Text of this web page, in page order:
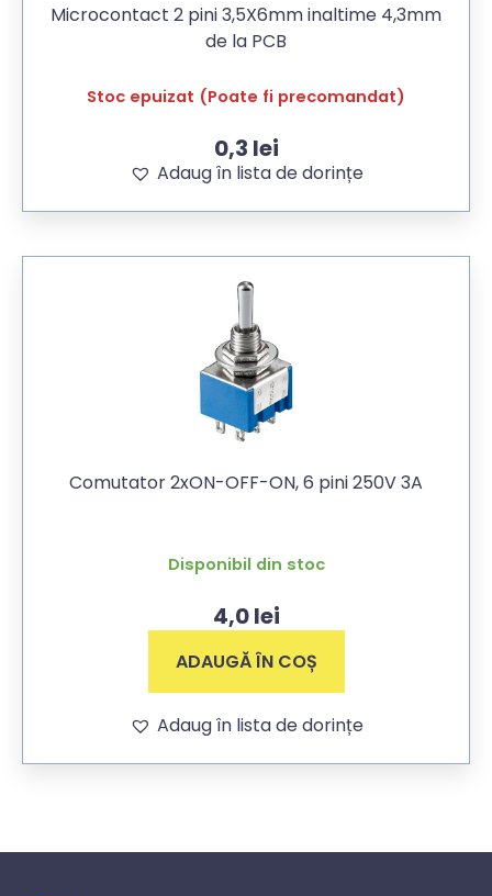
Microcontact 2 pini 3,5X6mm inaltime 4,3mm
de la PCB
Stoc epuizat (Poate fi precomandat)
0,3 lei
Adaug în lista de dorințe
Comutator 2xON-OFF-ON, 6 pini 250V 3A
Disponibil din stoc
4,0lei
ADAUGĂ ÎN COȘ
Adaug în lista de dorințe